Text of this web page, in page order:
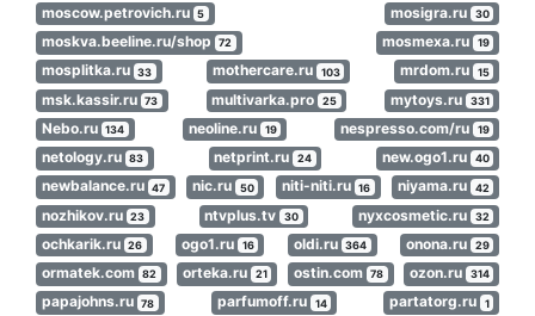
moscow.petrovich.ru 5 mosigra.ru 30
moskva.beeline.ru/shop 72 mosmexa.ru 19
mosplitka.ru 33 mothercare.ru 103 mrdom.ru 15
msk.kassir.ru 73 multivarka.pro 25 mytoys.ru 331
Nebo.ru 134 neoline.ru 19 nespresso.com/ru 19
netology.ru 83 netprint.ru 24 new.ogo1.ru 40
newbalance.ru 47 nic.ru 50 niti-niti.ru 16 niyama.ru 42
nozhikov.ru 23 ntvplus.tv 30 nyxcosmetic.ru 32
ochkarik.ru 26 ogo1.ru 16 oldi.ru 364 onona.ru 29
ormatek.com 82 orteka.ru 21 ostin.com 78 ozon.ru 314
papajohns.ru 78 parfumoff.ru 14 partatorg.ru 1